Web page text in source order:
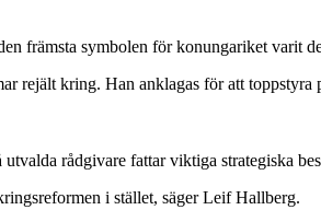
främsta symbolen för konungariket varit
kring. Han anklagas för att toppstyra
rådgivare fattar viktiga strategiska
i stället, säger Leif Hallberg.